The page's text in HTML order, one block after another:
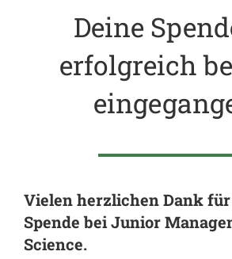
Deine
erfolgreich
Vielen herzlichen Dank für
Spende bei Junior
Science.